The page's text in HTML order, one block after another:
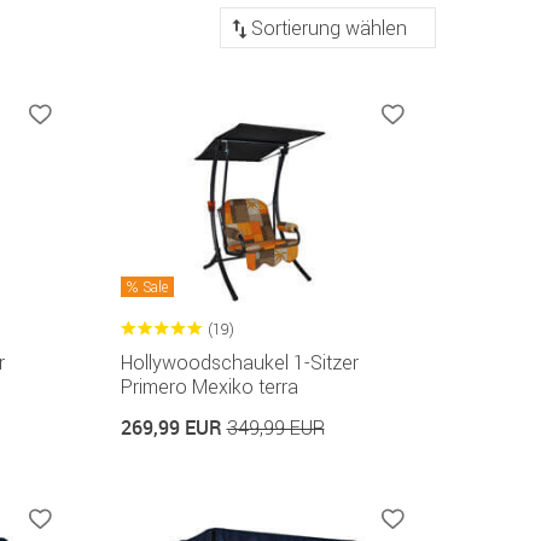
Sortierung
Sale
(19)
Hollywoodschaukel 1-Sitzer
Primero Mexiko terra
269,99 EUR349,99 EUR